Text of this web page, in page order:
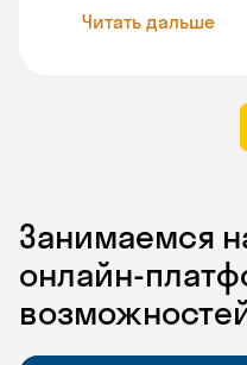
Читать дальше
Занимаемся
онлайн-